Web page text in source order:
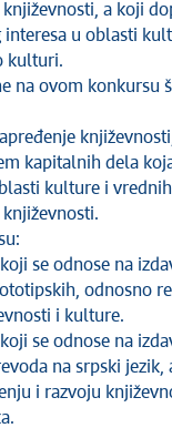
a koji
interesa u oblasti
kulturi.
na ovom konkursu
kapitalnih dela
kulture i
se odnose na
odnosno
i kulture.
se odnose na
na srpski jezik,
i razvoju